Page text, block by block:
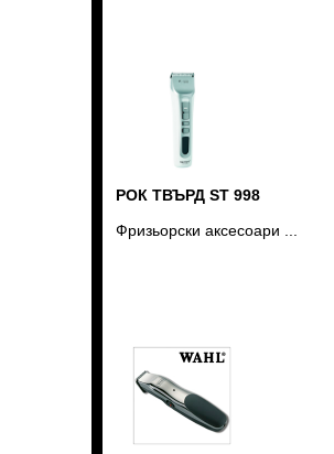
РОК ТВЪРД ST 998
Фризьорски аксесоари ...